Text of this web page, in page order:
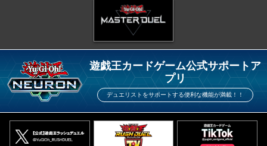
遊戯王カードゲーム公式サポートア
プリ
デュエリストをサポートする便利な機能が満載！！